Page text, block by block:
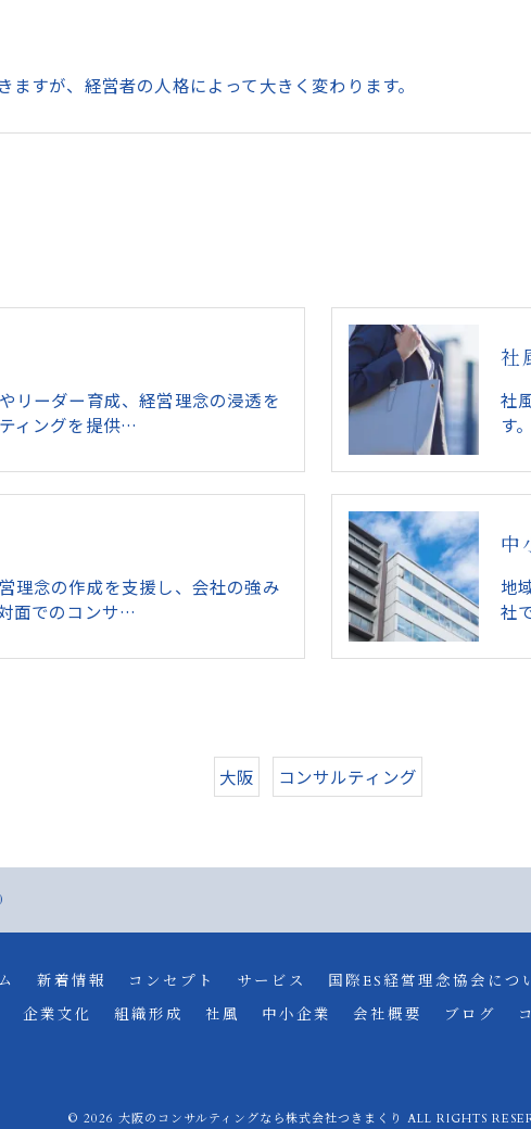
すが、経営者の人格によって大きく変わります。
リーダー育成、経営理念の浸透を
ィングを提供…
社
社
す
理念の作成を支援し、会社の強み
面でのコンサ…
中
地
社
大阪 コンサルティング
新着情報 コンセプト サービス 国際ES経営理念協会につ
企業文化
組織形成 社風 中小企業 会社概要 ブログ
© 2026 大阪のコンサルティングなら株式会社つきまくり ALL RIGHTS